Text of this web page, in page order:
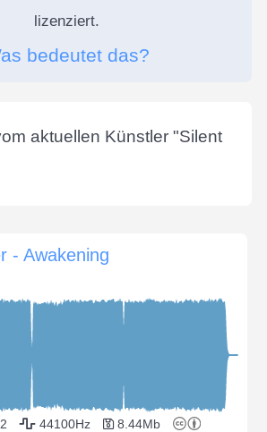
lizenziert.
bedeutet das?
aktuellen Künstler "Silent
- Awakening
44100Hz 8.44Mb